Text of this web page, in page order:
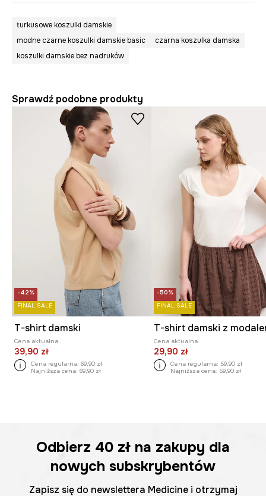
turkusowe koszulki damskie
modne czarne koszulki damskie basic
czarna koszulka damska
koszulki damskie bez nadruków
Sprawdź podobne produkty
-42%
FINAL SALE
T-shirt damski
Cena aktualna:
39,90 zł
Cena regularna: 69,90 zł
Najniższa cena: 69,90 zł
-50%
FINAL SALE
T-shirt damski z
Cena aktualna:
29,90 zł
Cena regularna: 59,90 zł
Najniższa cena: 59,90 zł
Odbierz 40 zł na zakupy dla
nowych subskrybentów
Zapisz się do newslettera Medicine i otrzymaj